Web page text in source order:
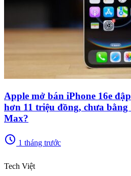
Apple mở bán iPhone 16e
hơn 11 triệu đồng, chưa bằng
Max?
schedule 1 tháng trước
Tech Việt